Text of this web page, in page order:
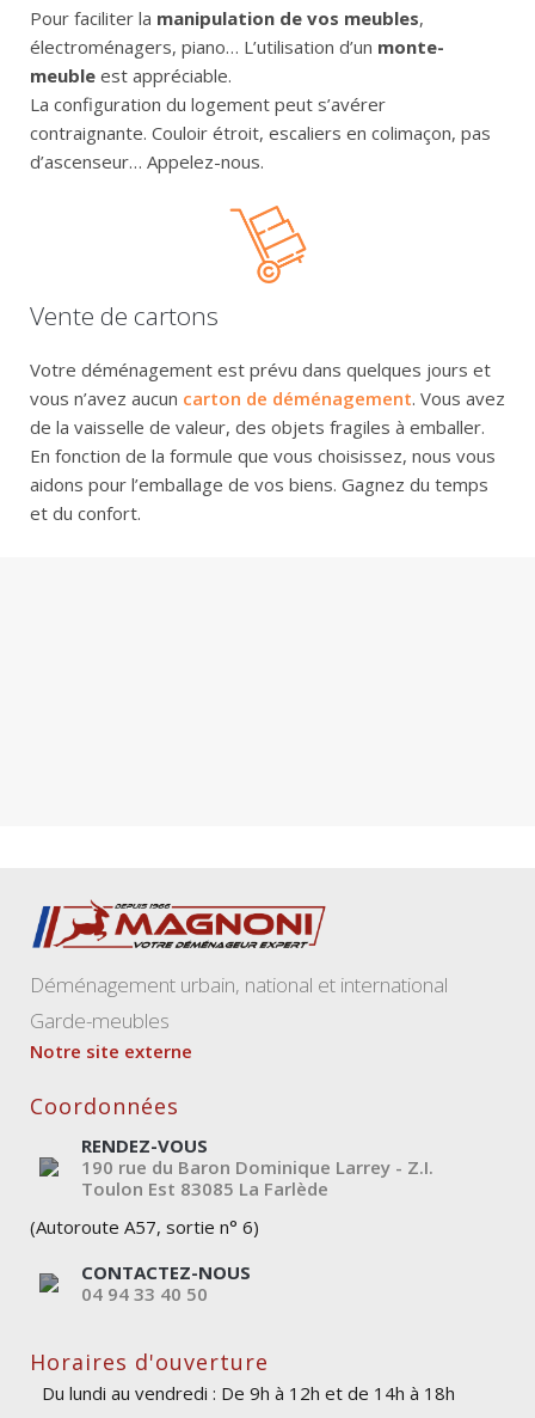
Pour faciliter la manipulation de vos meubles,
électroménagers, piano… L’utilisation d’un monte-
meuble est appréciable.
La configuration du logement peut s’avérer
contraignante. Couloir étroit, escaliers en colimaçon, pas
d’ascenseur… Appelez-nous.
Vente de cartons
Votre déménagement est prévu dans quelques jours et
vous n’avez aucun carton de déménagement. Vous avez
de la vaisselle de valeur, des objets fragiles à emballer.
En fonction de la formule que vous choisissez, nous vous
aidons pour l’emballage de vos biens. Gagnez du temps
et du confort.
Déménagement urbain, national et international
Garde-meubles
Notre site externe
Coordonnées
RENDEZ-VOUS
190 rue du Baron Dominique Larrey - Z.I.
Toulon Est 83085 La Farlède
(Autoroute A57, sortie n° 6)
CONTACTEZ-NOUS
04 94 33 40 50
Horaires d'ouverture
Du lundi au vendredi : De 9h à 12h et de 14h à 18h